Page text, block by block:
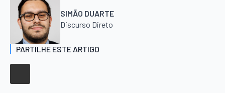
SIMÃO DUARTE
Discurso Direto
PARTILHE ESTE ARTIGO